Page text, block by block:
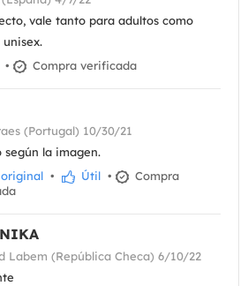
vale tanto para adultos como
unisex.
• Compra verificada
(Portugal) 10/30/21
según la imagen.
• Útil •
Compra
Labem (República Checa) 6/10/22